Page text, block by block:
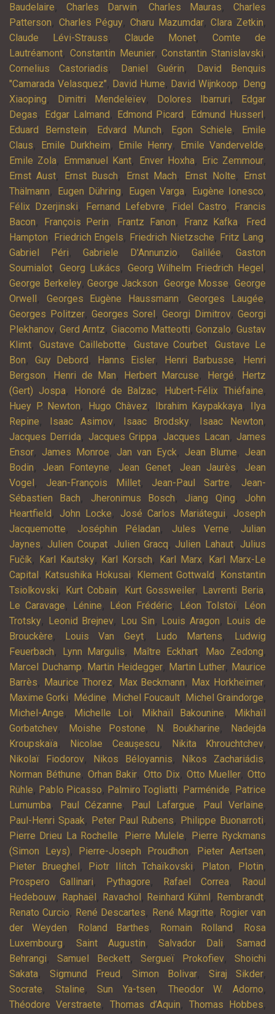
Baudelaire, Charles Darwin, Charles Mauras, Charles
Patterson, Charles Péguy,Charu Mazumdar,Clara Zetkin,
Claude Lévi-Strauss,Claude Monet,Comte de
Lautréamont, Constantin Meunier,Constantin Stanislavski,
Cornelius Castoriadis, Daniel Guérin, David Benquis
"Camarada Velasquez", David Hume, David Wijnkoop, Deng
Xiaoping, Dimitri Mendeleïev, Dolores Ibarruri, Edgar
Degas, Edgar Lalmand, Edmond Picard, Edmund Husserl,
Eduard Bernstein, Edvard Munch, Egon Schiele, Emile
Claus, Emile Durkheim, Emile Henry, Emile Vandervelde,
Emile Zola, Emmanuel Kant, Enver Hoxha, Eric Zemmour,
Ernst Aust, Ernst Busch, Ernst Mach, Ernst Nolte, Ernst
Thälmann, Eugen Dühring, Eugen Varga, Eugène Ionesco,
Félix Dzerjinski, Fernand Lefebvre, Fidel Castro, Francis
Bacon, François Perin, Frantz Fanon, Franz Kafka, Fred
Hampton, Friedrich Engels, Friedrich Nietzsche, Fritz Lang,
Gabriel Péri,Gabriele D'Annunzio,Galilée,Gaston
Soumialot, Georg Lukács, Georg Wilhelm Friedrich Hegel,
George Berkeley,George Jackson, George Mosse,George
Orwell, Georges Eugène Haussmann,Georges Laugée,
Georges Politzer, Georges Sorel, Georgi Dimitrov, Georgi
Plekhanov,Gerd Arntz, Giacomo Matteotti, Gonzalo,Gustav
Klimt, Gustave Caillebotte, Gustave Courbet,Gustave Le
Bon, Guy Debord, Hanns Eisler, Henri Barbusse, Henri
Bergson, Henri de Man, Herbert Marcuse, Hergé, Hertz
(Gert) Jospa, Honoré de Balzac, Hubert-Félix Thiéfaine,
Huey P. Newton, Hugo Chàvez, Ibrahim Kaypakkaya, Ilya
Repine, Isaac Asimov, Isaac Brodsky, Isaac Newton,
Jacques Derrida, Jacques Grippa, Jacques Lacan, James
Ensor, James Monroe, Jan van Eyck, Jean Blume, Jean
Bodin, Jean Fonteyne, Jean Genet, Jean Jaurès, Jean
Vogel, Jean-François Millet, Jean-Paul Sartre, Jean-
Sébastien Bach, Jheronimus Bosch, Jiang Qing, John
Heartfield, John Locke, José Carlos Mariátegui, Joseph
Jacquemotte, Joséphin Péladan, Jules Verne, Julian
Jaynes, Julien Coupat, Julien Gracq, Julien Lahaut, Julius
Fučík, Karl Kautsky, Karl Korsch, Karl Marx, Karl Marx-Le
Capital, Katsushika Hokusai, Klement Gottwald, Konstantin
Tsiolkovski, Kurt Cobain, Kurt Gossweiler, Lavrenti Beria,
Le Caravage, Lénine, Léon Frédéric, Léon Tolstoï, Léon
Trotsky, Leonid Brejnev, Lou Sin, Louis Aragon, Louis de
Brouckère, Louis Van Geyt, Ludo Martens, Ludwig
Feuerbach, Lynn Margulis, Maître Eckhart, Mao Zedong,
Marcel Duchamp, Martin Heidegger, Martin Luther, Maurice
Barrès, Maurice Thorez, Max Beckmann, Max Horkheimer,
Maxime Gorki, Médine, Michel Foucault, Michel Graindorge,
Michel-Ange, Michelle Loi, Mikhaïl Bakounine, Mikhaïl
Gorbatchev, Moishe Postone, N. Boukharine, Nadejda
Kroupskaïa, Nicolae Ceaușescu, Nikita Khrouchtchev,
Nikolaï Fiodorov, Nikos Béloyannis, Níkos Zachariádis,
Norman Béthune, Orhan Bakir, Otto Dix, Otto Mueller, Otto
Rühle, Pablo Picasso, Palmiro Togliatti, Parménide, Patrice
Lumumba, Paul Cézanne, Paul Lafargue, Paul Verlaine,
Paul-Henri Spaak, Peter Paul Rubens, Philippe Buonarroti,
Pierre Drieu La Rochelle, Pierre Mulele, Pierre Ryckmans
(Simon Leys), Pierre-Joseph Proudhon, Pieter Aertsen,
Pieter Brueghel, Piotr Ilitch Tchaïkovski, Platon, Plotin,
Prospero Gallinari, Pythagore, Rafael Correa, Raoul
Hedebouw, Raphaël, Ravachol, Reinhard Kühnl, Rembrandt,
Renato Curcio, René Descartes, René Magritte, Rogier van
der Weyden, Roland Barthes, Romain Rolland, Rosa
Luxembourg, Saint Augustin,Salvador Dali,Samad
Behrangi,Samuel Beckett,Sergueï Prokofiev,Shoichi
Sakata, Sigmund Freud, Simon Bolivar, Siraj Sikder,
Socrate, Staline,Sun Ya-tsen, Theodor W. Adorno,
Théodore Verstraete, Thomas d’Aquin, Thomas Hobbes,